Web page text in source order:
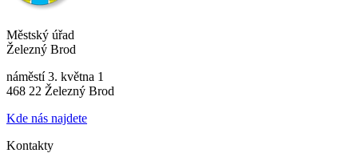
Městský úřad
Železný Brod
náměstí 3. května 1
468 22 Železný Brod
Kde nás najdete
Kontakty